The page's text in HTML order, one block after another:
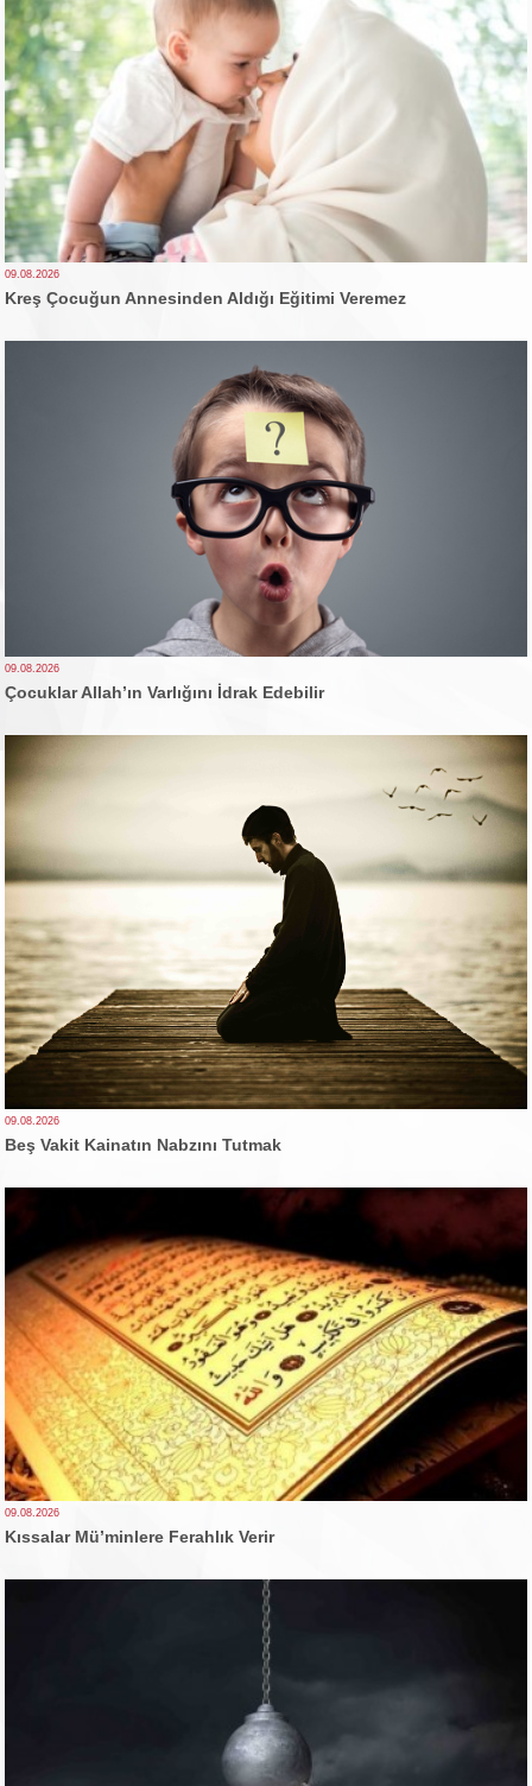
09.08.2026
Kreş Çocuğun Annesinden Aldığı Eğitimi Veremez
09.08.2026
Çocuklar Allah’ın Varlığını İdrak Edebilir
09.08.2026
Beş Vakit Kainatın Nabzını Tutmak
09.08.2026
Kıssalar Mü’minlere Ferahlık Verir